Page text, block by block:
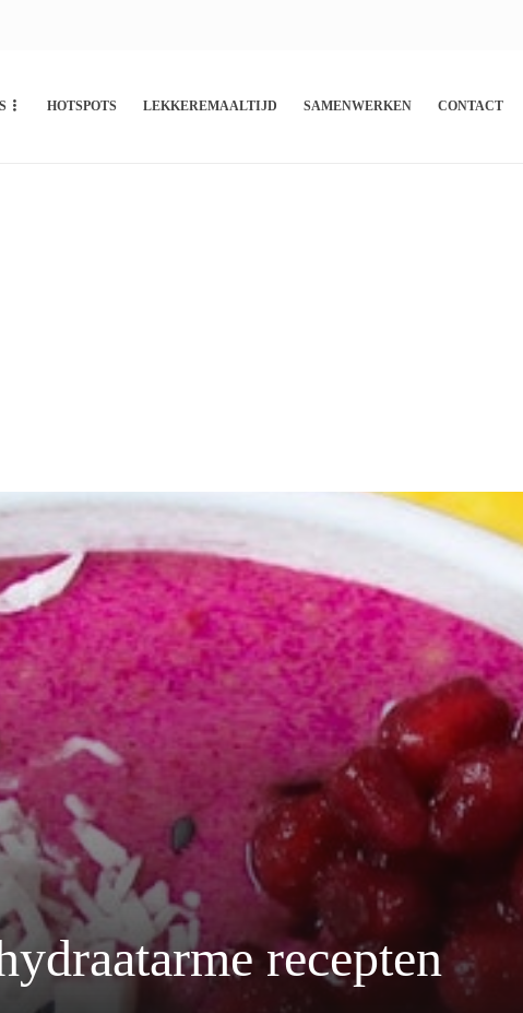
HOTSPOTS LEKKEREMAALTIJD SAMENWERKEN CONTACT
recepten